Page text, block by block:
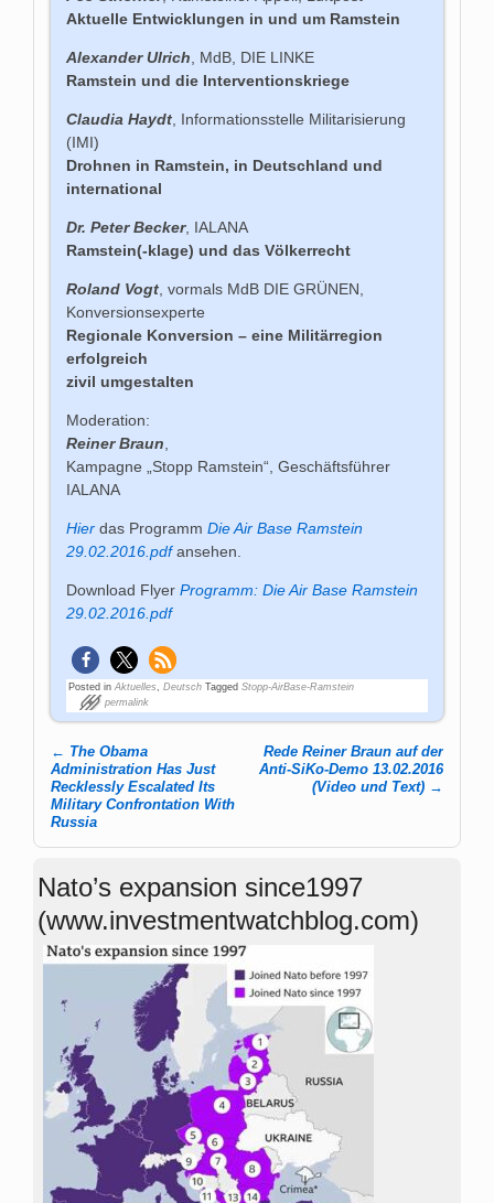
Aktuelle Entwicklungen in und um Ramstein
Alexander Ulrich , MdB, DIE LINKE
Ramstein und die Interventionskriege
Claudia Haydt , Informationsstelle Militarisierung
(IMI)
Drohnen in Ramstein, in Deutschland und
international
Dr. Peter Becker, IALANA
Ramstein(-klage) und das Völkerrecht
Roland Vogt , vormals MdB DIE GRÜNEN,
Konversionsexperte
Regionale Konversion – eine Militärregion
erfolgreich
zivil umgestalten
Moderation:
Reiner Braun
Kampagne „Stopp Ramstein“, Geschäftsführer
IALANA
Hierdas ProgrammDie Air Base Ramstein
29.02.2016.pdfansehen.
Download FlyerProgramm: Die Air Base Ramstein
29.02.2016.pdf
Posted in Aktuelles ,Deutsch Tagged Stopp-AirBase-Ramstein
permalink
Post navigation
← The Obama
Administration Has Just
Recklessly Escalated Its
Military Confrontation With
Russia
Rede Reiner Braun auf der
Anti-SiKo-Demo 13.02.2016
(Video und Text) →
Nato’s expansion since1997
(www.investmentwatchblog.com)